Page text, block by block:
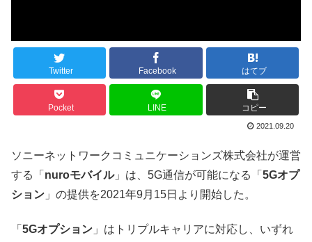
Twitter Facebook はてブ
Pocket LINE コピー
2021.09.20
ソニーネットワークコミュニケーションズ株式会社が運営
する「 nuroモバイル」は、5G通信が可能になる「 5Gオプ
ション 」の提供を2021年9月15日より開始した。
「 5Gオプション 」はトリプルキャリアに対応し、いずれ